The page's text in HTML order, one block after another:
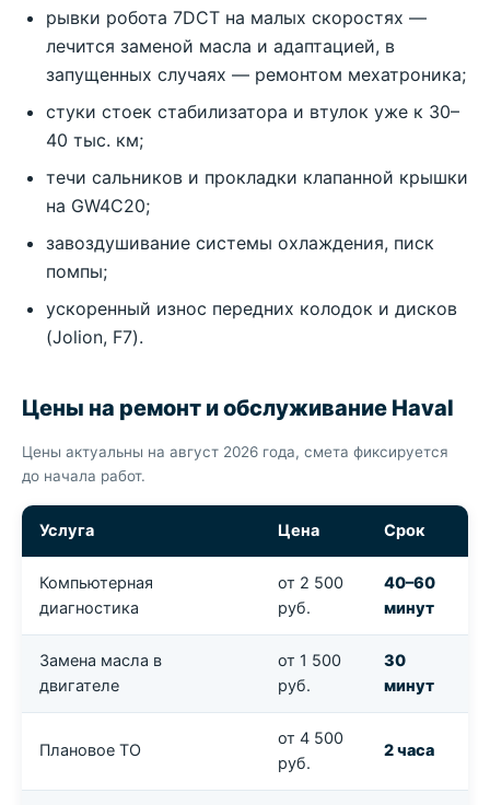
рывки робота 7DCT на малых скоростях —
лечится заменой масла и адаптацией, в
запущенных случаях — ремонтом мехатроника;
стуки стоек стабилизатора и втулок уже к 30–
40 тыс. км;
течи сальников и прокладки клапанной крышки
на GW4C20;
завоздушивание системы охлаждения, писк
помпы;
ускоренный износ передних колодок и дисков
(Jolion, F7).
Цены на ремонт и обслуживание Haval
Цены актуальны на август 2026 года, смета фиксируется
до начала работ.
Услуга Цена Срок
Компьютерная
диагностика
от 2 500
руб.
40–60
минут
Замена масла в
двигателе
от 1 500
руб.
30
минут
Плановое ТО
от 4 500
руб.
2 часа